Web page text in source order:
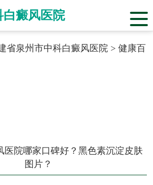
白癜风医院
省泉州市中科白癜风医院> 健康百
医院哪家口碑好？黑色素沉淀皮肤
图片？